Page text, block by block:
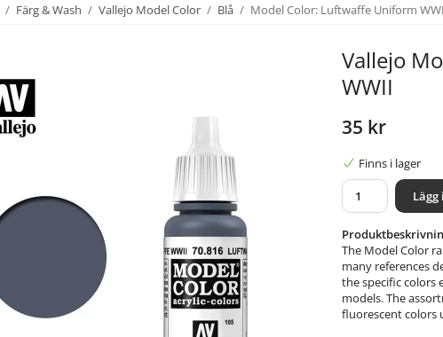
/ Färg & Wash / Vallejo Model Color / Blå / Model Color: Luftwaffe Uniform
Vallejo
WWII
35 kr
Finns i lager
The Model Color
many references
the specific colors
models. The
fluorescent colors